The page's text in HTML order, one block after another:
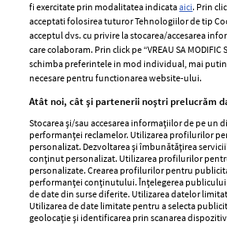
Lavinia Pîrva, despre
răutăcioase la adresa ei:
multe şi am evoluat”
LAVINIA PIRVA 19 ianuarie 2023
Lavinia Pîrva a spus cum anume
când primește comentarii
+ MAI MULTE
fi exercitate prin modalitatea indicataaici. Prin
acceptati folosirea tuturor Tehnologiilor de tip
acceptul dvs. cu privire la stocarea/accesarea
care colaboram. Prin click pe “VREAU SA MODIFIC
schimba preferintele in mod individual, mai putin
necesare pentru functionarea website-ului.
Atât noi, cât și partenerii noștri prelucrăm
Stocarea și/sau accesarea informațiilor de pe un
performanței reclamelor. Utilizarea profilurilor
personalizat. Dezvoltarea și îmbunătățirea
conținut personalizat. Utilizarea profilurilor
personalizate. Crearea profilurilor pentru
performanței conținutului. Înțelegerea
de date din surse diferite. Utilizarea datelor
Utilizarea de date limitate pentru a selecta
geolocație și identificarea prin scanarea